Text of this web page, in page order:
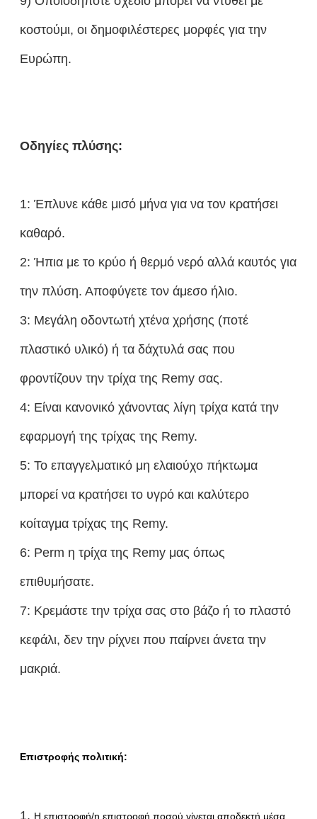
κοστούμι, οι δημοφιλέστερες μορφές για την
Ευρώπη.
Οδηγίες πλύσης:
1: Έπλυνε κάθε μισό μήνα για να τον κρατήσει
καθαρό.
2: Ήπια με το κρύο ή θερμό νερό αλλά καυτός για
την πλύση. Αποφύγετε τον άμεσο ήλιο.
3: Μεγάλη οδοντωτή χτένα χρήσης (ποτέ
πλαστικό υλικό) ή τα δάχτυλά σας που
φροντίζουν την τρίχα της Remy σας.
4: Είναι κανονικό χάνοντας λίγη τρίχα κατά την
εφαρμογή της τρίχας της Remy.
5: Το επαγγελματικό μη ελαιούχο πήκτωμα
μπορεί να κρατήσει το υγρό και καλύτερο
κοίταγμα τρίχας της Remy.
6: Perm η τρίχα της Remy μας όπως
επιθυμήσατε.
7: Κρεμάστε την τρίχα σας στο βάζο ή το πλαστό
κεφάλι, δεν την ρίχνει που παίρνει άνετα την
μακριά.
Επιστροφής πολιτική:
1. Η επιστροφή/η επιστροφή ποσού γίνεται αποδεκτή μέσα